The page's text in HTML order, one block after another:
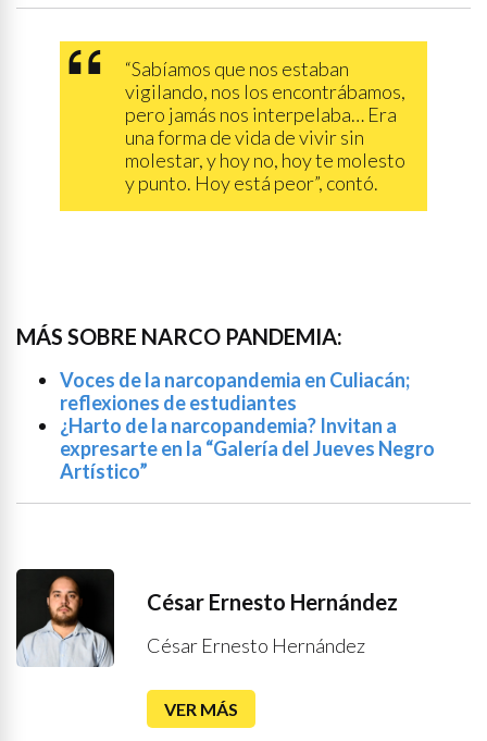
“Sabíamos que nos estaban
vigilando, nos los encontrábamos,
pero jamás nos interpelaba… Era
una forma de vida de vivir sin
molestar, y hoy no, hoy te molesto
y punto. Hoy está peor”, contó.
MÁS SOBRE NARCO PANDEMIA:
Voces de la narcopandemia en Culiacán;
reflexiones de estudiantes
¿Harto de la narcopandemia? Invitan a
expresarte en la “Galería del Jueves Negro
Artístico”
César Ernesto Hernández
César Ernesto Hernández
VER MÁS